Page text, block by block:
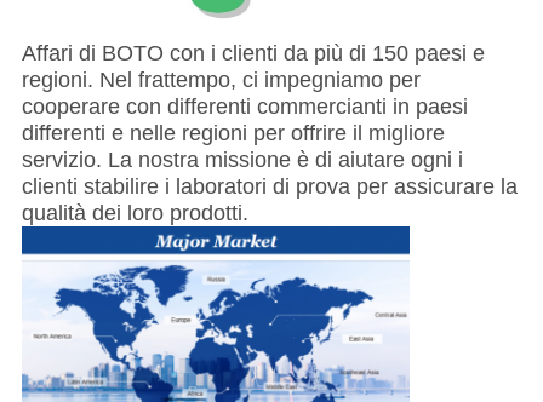
Affari di BOTO con i clienti da più di 150 paesi e
regioni. Nel frattempo, ci impegniamo per
cooperare con differenti commercianti in paesi
differenti e nelle regioni per offrire il migliore
servizio. La nostra missione è di aiutare ogni i
clienti stabilire i laboratori di prova per assicurare la
qualità dei loro prodotti.